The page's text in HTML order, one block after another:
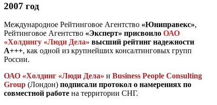
2007 год
Международное Рейтинговое Агентство «Юниправекс»,
Рейтинговое Агентство «Эксперт» присвоило ОАО
«Холдингу «Люди Дела» высший рейтинг надежности
А+++, как одной из крупнейших консалтинговых групп
России.
ОАО «Холдинг «Люди Дела» и Business People Consulting
Group (Лондон) подписали протокол о намерениях по
совместной работе на территории СНГ.